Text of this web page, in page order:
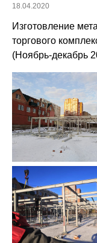
18.04.2020
Изготовление
торгового
(Ноябрь-декабрь